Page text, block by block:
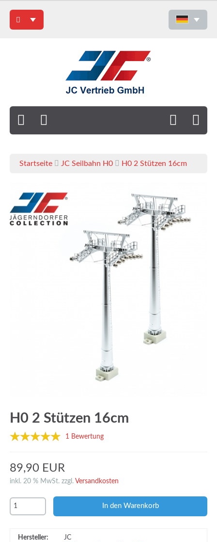
Startseite JC Seilbahn H0 H0 2 Stützen 16cm
H0 2 Stützen 16cm
1 Bewertung
89,90 EUR
inkl. 20 % MwSt. zzgl. Versandkosten
Hersteller:
JC